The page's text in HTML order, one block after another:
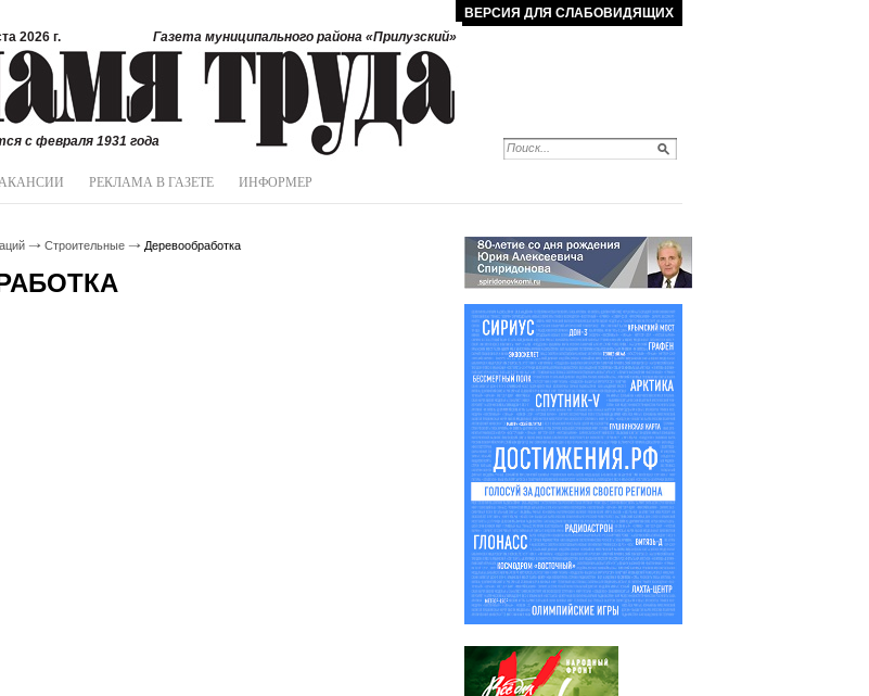
ВЕРСИЯ ДЛЯ СЛАБОВИДЯЩИХ
2026 г.
Газета муниципального района «Прилузский»
с февраля 1931 года
РЕКЛАМА В ГАЗЕТЕ ИНФОРМЕР
Строительные Деревообработка